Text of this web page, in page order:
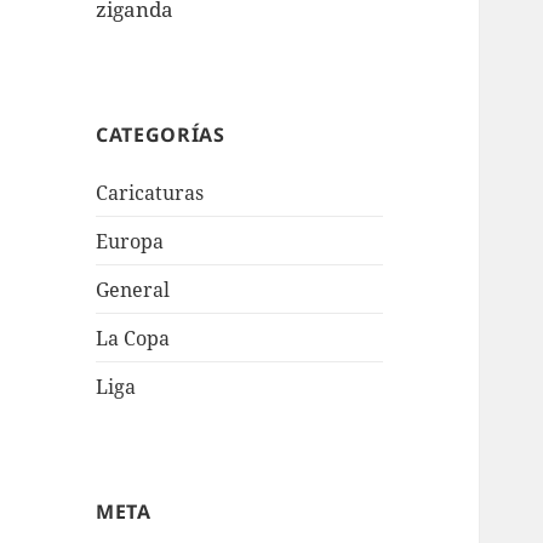
ziganda
CATEGORÍAS
Caricaturas
Europa
General
La Copa
Liga
META